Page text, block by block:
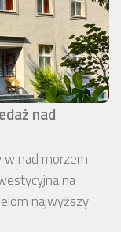
nad
w nad morzem
na
najwyższy